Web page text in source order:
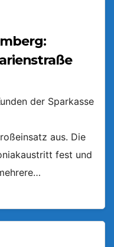
der Sparkasse
aus. Die
fest und